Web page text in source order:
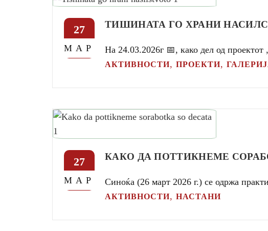
27
МАР
ТИШИНАТА ГО ХРАНИ
На 24.03.2026г 📅, како дел од
АКТИВНОСТИ, ПРОЕКТИ,
27
МАР
КАКО ДА ПОТТИКНЕМЕ
Синоќа (26 март 2026 г.) се одржа
АКТИВНОСТИ, НАСТАНИ